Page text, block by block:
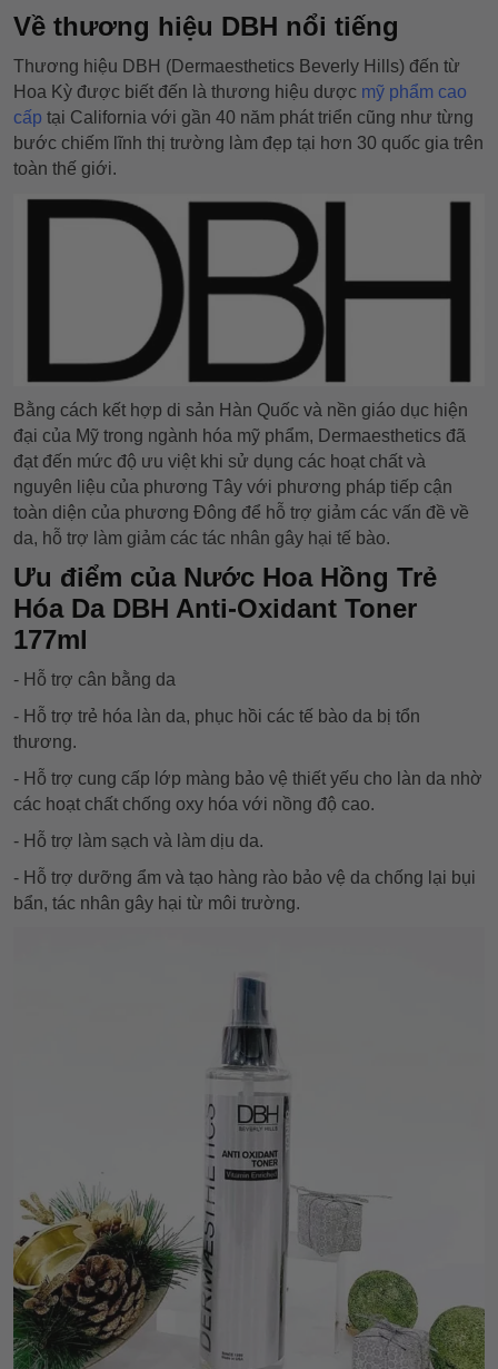
Về thương hiệu DBH nổi tiếng
Thương hiệu DBH (Dermaesthetics Beverly Hills) đến từ
Hoa Kỳ được biết đến là thương hiệu dược mỹ phẩm cao
cấp tại California với gần 40 năm phát triển cũng như từng
bước chiếm lĩnh thị trường làm đẹp tại hơn 30 quốc gia trên
toàn thế giới.
Bằng cách kết hợp di sản Hàn Quốc và nền giáo dục hiện
đại của Mỹ trong ngành hóa mỹ phẩm, Dermaesthetics đã
đạt đến mức độ ưu việt khi sử dụng các hoạt chất và
nguyên liệu của phương Tây với phương pháp tiếp cận
toàn diện của phương Đông để hỗ trợ giảm các vấn đề về
da, hỗ trợ làm giảm các tác nhân gây hại tế bào.
Ưu điểm của Nước Hoa Hồng Trẻ
Hóa Da DBH Anti-Oxidant Toner
177ml
- Hỗ trợ cân bằng da
- Hỗ trợ trẻ hóa làn da, phục hồi các tế bào da bị tổn
thương.
- Hỗ trợ cung cấp lớp màng bảo vệ thiết yếu cho làn da nhờ
các hoạt chất chống oxy hóa với nồng độ cao.
- Hỗ trợ làm sạch và làm dịu da.
- Hỗ trợ dưỡng ẩm và tạo hàng rào bảo vệ da chống lại bụi
bẩn, tác nhân gây hại từ môi trường.